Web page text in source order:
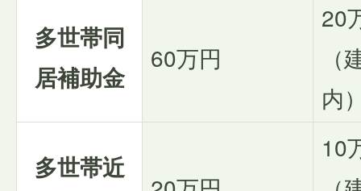
多世帯同
居補助金
60万円
20
内
多世帯近
10